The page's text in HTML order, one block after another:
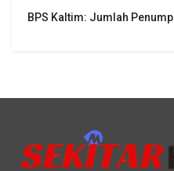
BPS Kaltim: Jumlah